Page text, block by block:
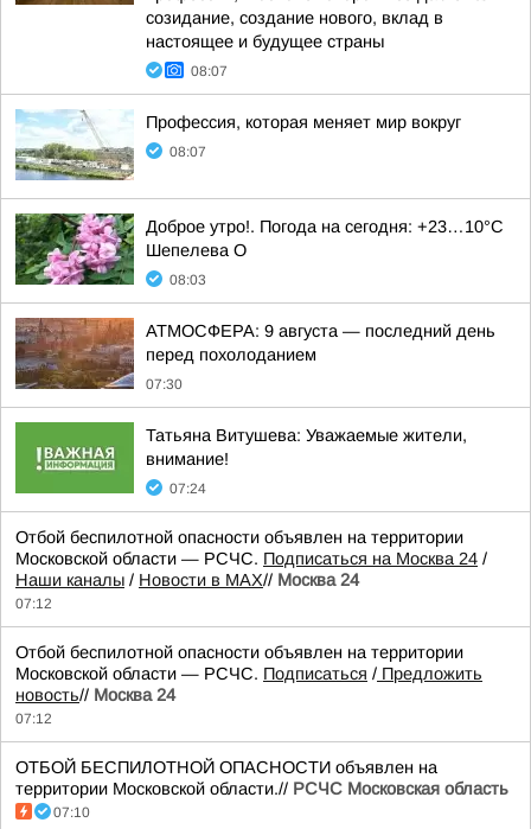
созидание, создание нового, вклад в
настоящее и будущее страны
08:07
Профессия, которая меняет мир вокруг
08:07
Доброе утро!. Погода на сегодня: +23…10°С
Шепелева О
08:03
АТМОСФЕРА: 9 августа — последний день
перед похолоданием
07:30
Татьяна Витушева: Уважаемые жители,
внимание!
07:24
Отбой беспилотной опасности объявлен на территории
Московской области — РСЧС. Подписаться на Москва 24 /
Наши каналы / Новости в MAX// Москва 24
07:12
Отбой беспилотной опасности объявлен на территории
Московской области — РСЧС. Подписаться / Предложить
новость// Москва 24
07:12
ОТБОЙ БЕСПИЛОТНОЙ ОПАСНОСТИ объявлен на
территории Московской области.// РСЧС Московская область
07:10